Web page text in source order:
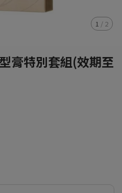
1 / 2
膏特別套組(效期至